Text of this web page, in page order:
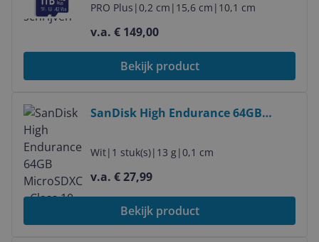
PRO Plus |0,2 cm | 15,6 cm | 10,1 cm
v.a. € 149,00
Bekijk product
SanDisk High Endurance 64GB
Wit| 1 stuk(s)| 13 g|0,1 cm
v.a. € 27,99
Bekijk product
Bekijk product